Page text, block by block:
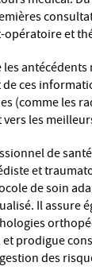
opératoire et
ces
(comme les
les
de
et
de soin
Il assure
prodigue
des